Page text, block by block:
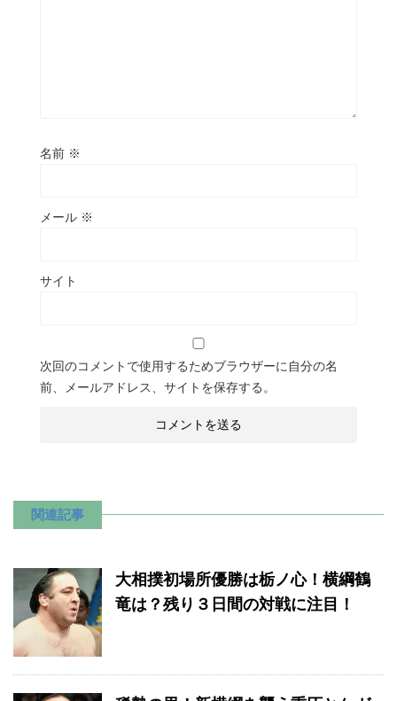
名前 ※
メール ※
サイト
次回のコメントで使用するためブラウザーに自分の名
前、メールアドレス、サイトを保存する。
関連記事
大相撲初場所優勝は栃ノ心！横綱鶴
竜は？残り３日間の対戦に注目！